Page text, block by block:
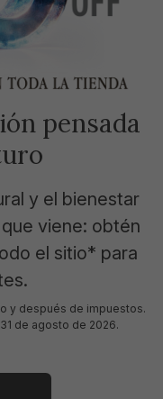
pensada
y el bienestar
viene: obtén
el sitio* para
y después de impuestos.
de agosto de 2026.